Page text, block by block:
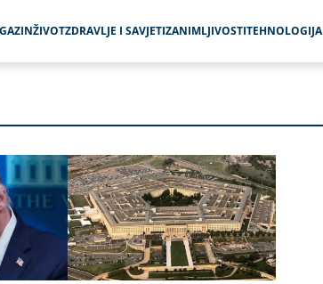
ŽIVOTZDRAVLJE I SAVJETIZANIMLJIVOSTITEHNOLOGIJA